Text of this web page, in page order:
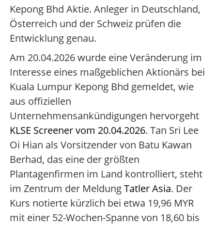
Kepong Bhd Aktie. Anleger in Deutschland,
Österreich und der Schweiz prüfen die
Entwicklung genau.
Am 20.04.2026 wurde eine Veränderung im
Interesse eines maßgeblichen Aktionärs bei
Kuala Lumpur Kepong Bhd gemeldet, wie
aus offiziellen
Unternehmensankündigungen hervorgeht
KLSE Screener vom 20.04.2026. Tan Sri Lee
Oi Hian als Vorsitzender von Batu Kawan
Berhad, das eine der größten
Plantagenfirmen im Land kontrolliert, steht
im Zentrum der MeldungTatler Asia. Der
Kurs notierte kürzlich bei etwa 19,96 MYR
mit einer 52-Wochen-Spanne von 18,60 bis